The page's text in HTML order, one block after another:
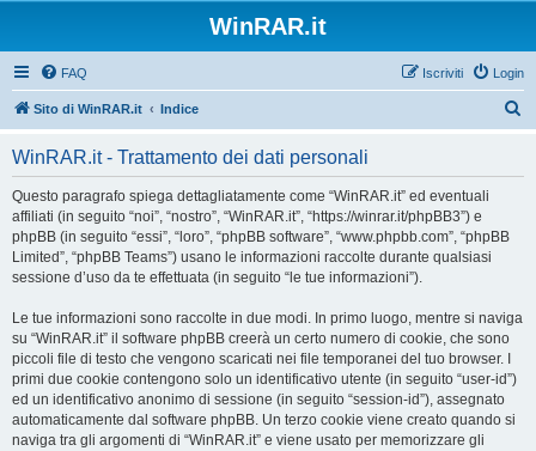
WinRAR.it
FAQ Login
Iscriviti
Sito di WinRAR.it Indice
WinRAR.it - Trattamento dei dati personali
Questo paragrafo spiega dettagliatamente come “WinRAR.it” ed eventuali
affiliati (in seguito “noi”, “nostro”, “WinRAR.it”, “https://winrar.it/phpBB3”) e
phpBB (in seguito “essi”, “loro”, “phpBB software”, “www.phpbb.com”, “phpBB
Limited”, “phpBB Teams”) usano le informazioni raccolte durante qualsiasi
sessione d’uso da te effettuata (in seguito “le tue informazioni”).
Le tue informazioni sono raccolte in due modi. In primo luogo, mentre si naviga
su “WinRAR.it” il software phpBB creerà un certo numero di cookie, che sono
piccoli file di testo che vengono scaricati nei file temporanei del tuo browser. I
primi due cookie contengono solo un identificativo utente (in seguito “user-id”)
ed un identificativo anonimo di sessione (in seguito “session-id”), assegnato
automaticamente dal software phpBB. Un terzo cookie viene creato quando si
naviga tra gli argomenti di “WinRAR.it” e viene usato per memorizzare gli